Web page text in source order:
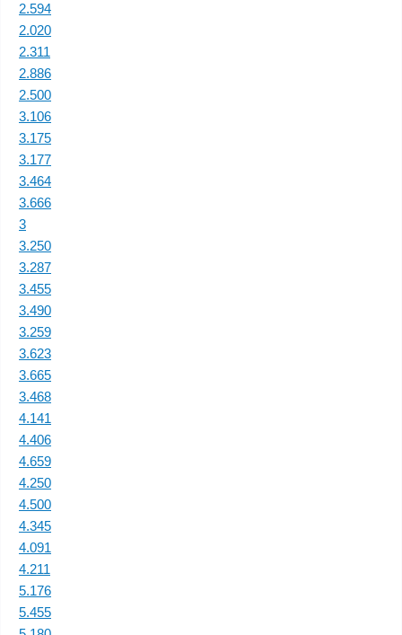
2.594
2.020
2.311
2.886
2.500
3.106
3.175
3.177
3.464
3.666
3
3.250
3.287
3.455
3.490
3.259
3.623
3.665
3.468
4.141
4.406
4.659
4.250
4.500
4.345
4.091
4.211
5.176
5.455